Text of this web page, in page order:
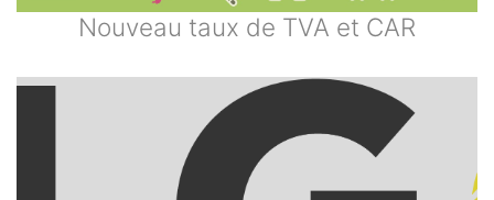
Nouveau taux de TVA et CAR